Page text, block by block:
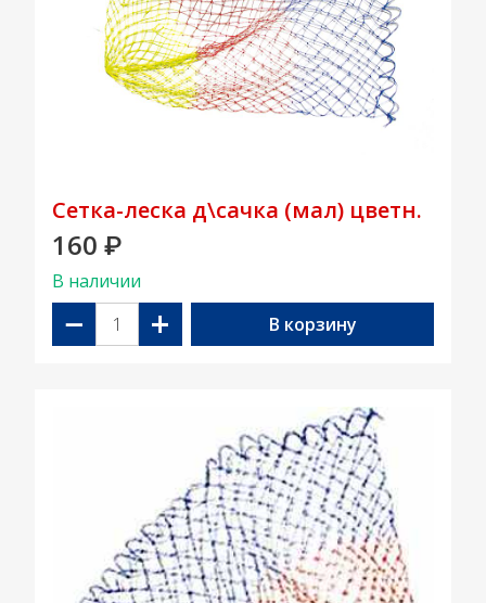
Сетка-леска д\сачка (мал) цветн.
160 ₽
В наличии
− + В корзину